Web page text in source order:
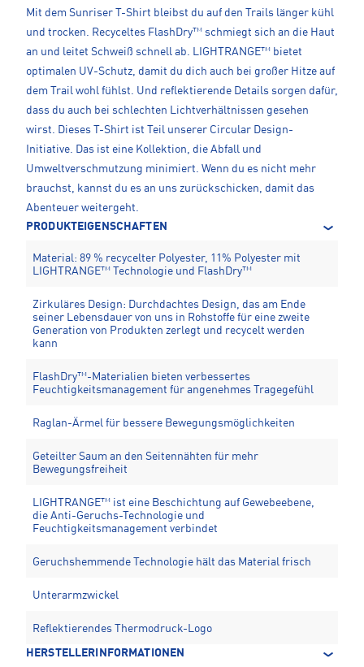
Mit dem Sunriser T-Shirt bleibst du auf den Trails länger kühl
und trocken. Recyceltes FlashDry™ schmiegt sich an die Haut
an und leitet Schweiß schnell ab. LIGHTRANGE™ bietet
optimalen UV-Schutz, damit du dich auch bei großer Hitze auf
dem Trail wohl fühlst. Und reflektierende Details sorgen dafür,
dass du auch bei schlechten Lichtverhältnissen gesehen
wirst. Dieses T-Shirt ist Teil unserer Circular Design-
Initiative. Das ist eine Kollektion, die Abfall und
Umweltverschmutzung minimiert. Wenn du es nicht mehr
brauchst, kannst du es an uns zurückschicken, damit das
Abenteuer weitergeht.
PRODUKTEIGENSCHAFTEN
Material: 89 % recycelter Polyester, 11% Polyester mit
LIGHTRANGE™ Technologie und FlashDry™
Zirkuläres Design: Durchdachtes Design, das am Ende
seiner Lebensdauer von uns in Rohstoffe für eine zweite
Generation von Produkten zerlegt und recycelt werden
kann
FlashDry™-Materialien bieten verbessertes
Feuchtigkeitsmanagement für angenehmes Tragegefühl
Raglan-Ärmel für bessere Bewegungsmöglichkeiten
Geteilter Saum an den Seitennähten für mehr
Bewegungsfreiheit
LIGHTRANGE™ ist eine Beschichtung auf Gewebeebene,
die Anti-Geruchs-Technologie und
Feuchtigkeitsmanagement verbindet
Geruchshemmende Technologie hält das Material frisch
Unterarmzwickel
Reflektierendes Thermodruck-Logo
HERSTELLERINFORMATIONEN